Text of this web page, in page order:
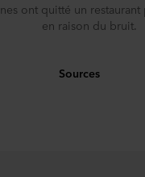
ont quitté un
en raison du bruit.
Sources